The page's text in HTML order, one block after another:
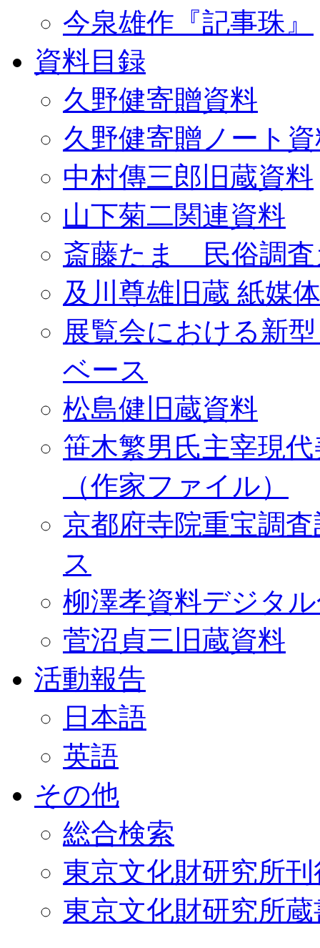
今泉雄作『記事珠』
資料目録
久野健寄贈資料
久野健寄贈ノート
中村傳三郎旧蔵資料
山下菊二関連資料
斎藤たま 民俗調査
及川尊雄旧蔵 紙媒
展覧会における新
ベース
松島健旧蔵資料
笹木繁男氏主宰現
（作家ファイル）
京都府寺院重宝調
ス
柳澤孝資料デジタ
菅沼貞三旧蔵資料
活動報告
日本語
英語
その他
総合検索
東京文化財研究所
東京文化財研究所